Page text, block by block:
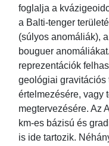
foglalja a
a Balti-tenger
(súlyos anomáliák),
bouguer
reprezentációk
geológiai gravitációs
értelmezésére, vagy
megtervezésére. Az
km-es bázisú és
is ide tartozik.